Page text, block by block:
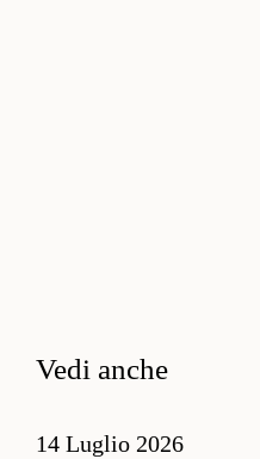
Vedi anche
14 Luglio 2026